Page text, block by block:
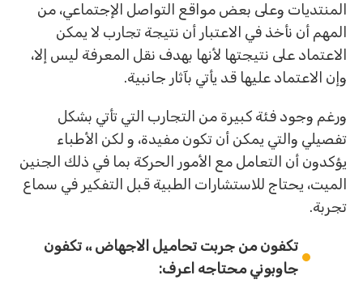
المنتديات وعلى بعض مواقع التواصل الإجتماعي، من
المهم أن نأخذ في الاعتبار أن نتيجة تجارب لا يمكن
الاعتماد على نتيجتها لأنها بهدف نقل المعرفة ليس إلا،
وإن الاعتماد عليها قد يأتي بآثار جانبية.
ورغم وجود فئة كبيرة من التجارب التي تأتي بشكل
تفصيلي والتي يمكن أن تكون مفيدة، و لكن الأطباء
يؤكدون أن التعامل مع الأمور الحركة بما في ذلك الجنين
الميت، يحتاج للاستشارات الطبية قبل التفكير في سماع
تجربة.
تكفون من جربت تحاميل الاجهاض ،، تكفون
جاوبوني محتاجه اعرف: